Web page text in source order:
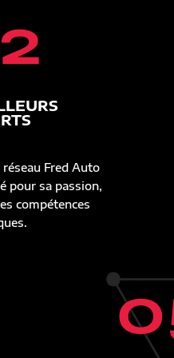
Fred Auto
pour sa passion,
compétences